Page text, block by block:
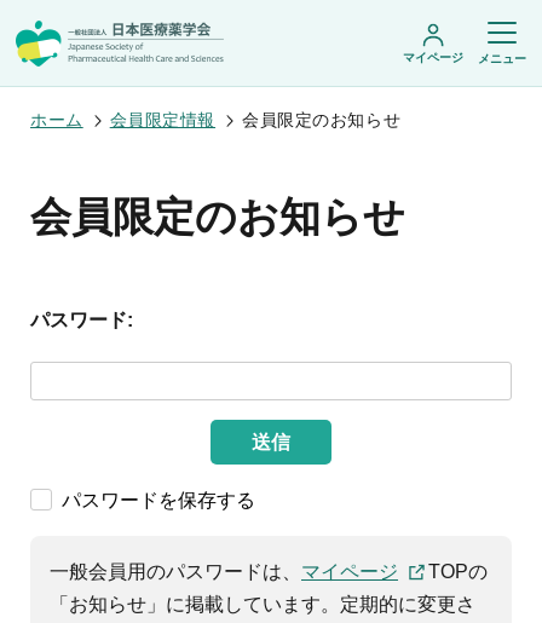
日本医療薬学会について
日本医療薬学会についてトップ
沿革・あゆみ
委員会
薬剤師業務に関する情報提供
開催予定のイベント一覧
年会
医療薬学公開シンポジウム
がん専門薬剤師集中教育講座
がん専門薬剤師全体会議
がん専門薬剤師アドバンスト研修会
その他の主催イベント
共催・後援イベント
学術誌・書籍
JPHCS（英文誌）
専門薬剤師制度
がん専門薬剤師制度
調査研究・学会賞・海外研修
調査研究
海外研修
他団体との連携協力トップ
イベントの共催・後援
会員専用ページ
マイページ メニュー
ホーム 会員限定情報 会員限定のお知らせ
会員限定のお知らせ
パスワード:
送信
パスワードを保存する
一般会員用のパスワードは、 マイページ
TOPの
「お知らせ」に掲載しています。定期的に変更さ